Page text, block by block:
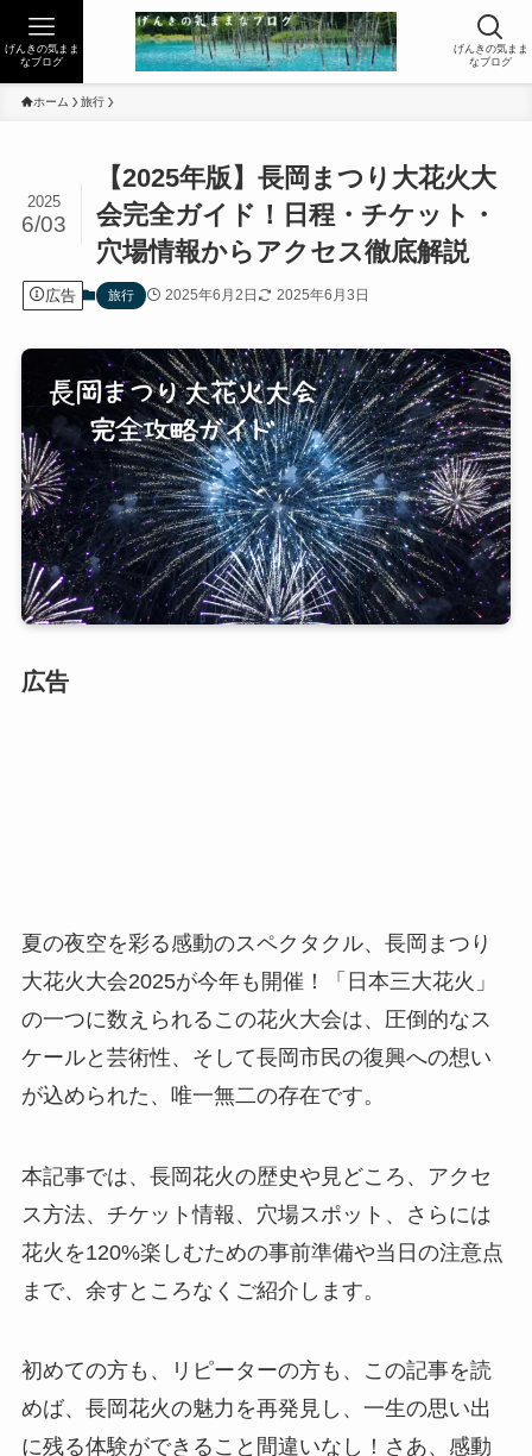
げんきの気まま
なブログ
げんきの気まま
なブログ
ホーム 旅行
【2025年版】長岡まつり大花火大
会完全ガイド！日程・チケット・
穴場情報からアクセス徹底解説
2025
6/03
広告 旅行 2025年6月2日 2025年6月3日
広告
夏の夜空を彩る感動のスペクタクル、長岡まつり
大花火大会2025が今年も開催！「日本三大花火」
の一つに数えられるこの花火大会は、圧倒的なス
ケールと芸術性、そして長岡市民の復興への想い
が込められた、唯一無二の存在です。
本記事では、長岡花火の歴史や見どころ、アクセ
ス方法、チケット情報、穴場スポット、さらには
花火を120%楽しむための事前準備や当日の注意点
まで、余すところなくご紹介します。
初めての方も、リピーターの方も、この記事を読
めば、長岡花火の魅力を再発見し、一生の思い出
に残る体験ができること間違いなし！さあ、感動